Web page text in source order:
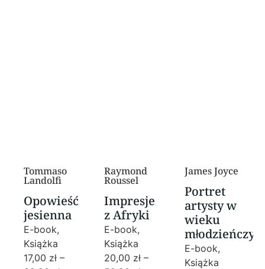
Tommaso
Landolfi
Opowieść
jesienna
E-book,
Książka
17,00 zł –
Raymond
Roussel
Impresje
z Afryki
E-book,
Książka
20,00 zł –
James Joyce
Portret
artysty w
wieku
E-book,
Książka